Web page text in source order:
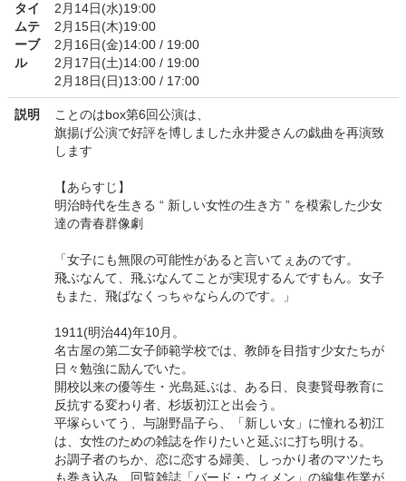
タイ
ムテ
ーブ
ル
2月14日(水)19:00
2月15日(木)19:00
2月16日(金)14:00 / 19:00
2月17日(土)14:00 / 19:00
2月18日(日)13:00 / 17:00
説明
ことのはbox第6回公演は、
旗揚げ公演で好評を博しました永井愛さんの戯曲を再演致
します
【あらすじ】
明治時代を生きる “ 新しい女性の生き方 ” を模索した少女
達の青春群像劇
「女子にも無限の可能性があると言いてぇあのです。
飛ぶなんて、飛ぶなんてことが実現するんですもん。女子
もまた、飛ばなくっちゃならんのです。」
1911(明治44)年10月。
名古屋の第二女子師範学校では、教師を目指す少女たちが
日々勉強に励んでいた。
開校以来の優等生・光島延ぶは、ある日、良妻賢母教育に
反抗する変わり者、杉坂初江と出会う。
平塚らいてう、与謝野晶子ら、「新しい女」に憧れる初江
は、女性のための雑誌を作りたいと延ぶに打ち明ける。
お調子者のちか、恋に恋する婦美、しっかり者のマツたち
も巻き込み、回覧雑誌「バード・ウィメン」の編集作業が